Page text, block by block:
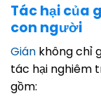
Tác hại của
con người
Gián không chỉ
tác hại nghiêm
gồm: